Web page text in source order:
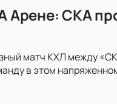
Арене: СКА
матч КХЛ между
в этом